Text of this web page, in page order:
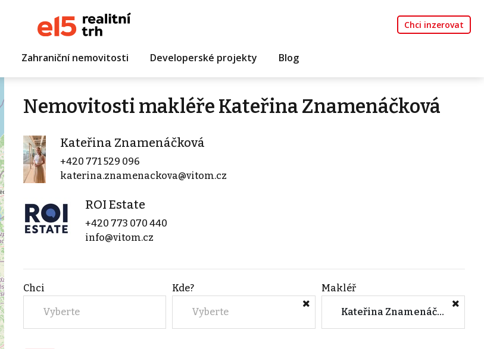
Chci inzerovat
Zahraniční nemovitosti Developerské projekty Blog
Nemovitosti makléře Kateřina Znamenáčková
Kateřina Znamenáčková
+420 771 529 096
katerina.znamenackova@vitom.cz
ROI Estate
+420 773 070 440
info@vitom.cz
Chci
Vyberte
Kde?
Vyberte
Makléř
Kateřina Znamenáčková (ROI Estate)